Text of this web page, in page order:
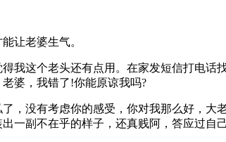
让老婆生气。
我这个老头还有点用。在家发短信打电话
婆，我错了!你能原谅我吗?
，没有考虑你的感受，你对我那么好，大
副不在乎的样子，还真贱阿，答应过自